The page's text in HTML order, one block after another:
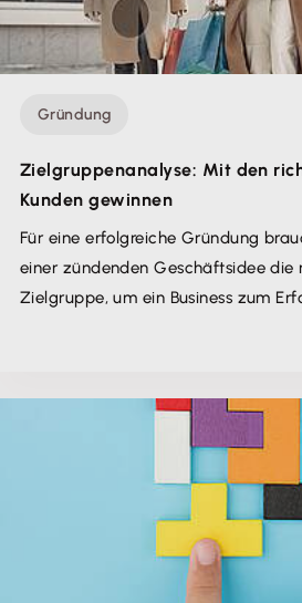
Gründung
Zielgruppenanalyse: Mit den
Kunden gewinnen
Für eine erfolgreiche Gründung
einer zündenden Geschäftsidee die
Zielgruppe, um ein Business zum